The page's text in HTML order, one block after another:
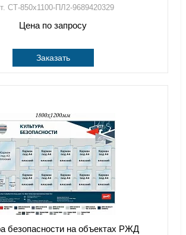
СТ-850х1100-ПЛ2-9689420329
Цена по запросу
Заказать
безопасности на объектах РЖД